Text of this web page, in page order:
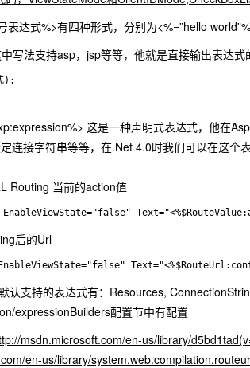
表达式%>有四种形式，分别为<%=”hello
写法支持asp，jsp等等，他就是直接输出表达式
这是一种声明式表达式，他在
连接字符串等等，在.Net 4.0时我们可以在这
Routing 当前的action值
后的Url
认支持的表达式有：Resources,
expressionBuilders配置节中有配置
msdn.microsoft.com/en-us/library/
en-us/library/